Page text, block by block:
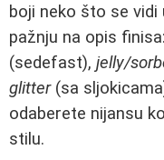
boji neko što se
pažnju na opis finisa:
(sedefast), jelly/
glitter(sa
odaberete nijansu
stilu.